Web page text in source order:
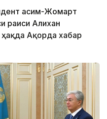
Қасим-Жомарт
раиси Алихан
Ақорда хабар